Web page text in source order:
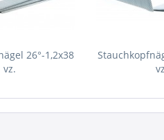
26°-1,2x38
vz.